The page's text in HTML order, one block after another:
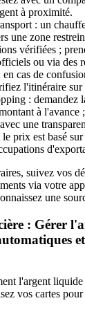
à proximité.
: un
une zone
vérifiées ;
ou via des
cas de
l'itinéraire sur
: demandez
à
une
prix est basé
suivez vos
via votre
une
: Gérer
l'argent
vos cartes